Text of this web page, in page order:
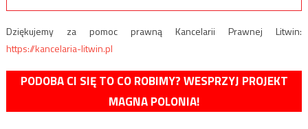
Dziękujemy za pomoc prawną Kancelarii Prawnej Litwin:
https://kancelaria-litwin.pl
PODOBA CI SIĘ TO CO ROBIMY? WESPRZYJ PROJEKT
MAGNA POLONIA!